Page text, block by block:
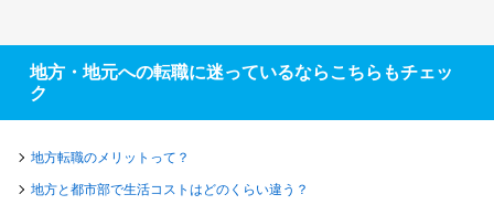
地方・地元への転職に迷っているならこちらもチェッ
ク
地方転職のメリットって？
地方と都市部で生活コストはどのくらい違う？